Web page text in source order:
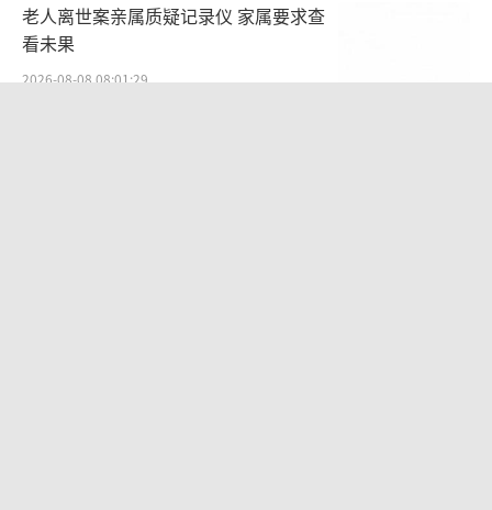
老人离世案亲属质疑记录仪 家属要求查
看未果
2026-08-08 08:01:29